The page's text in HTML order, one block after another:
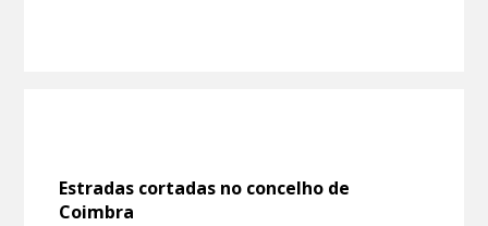
Estradas cortadas no concelho de
Coimbra